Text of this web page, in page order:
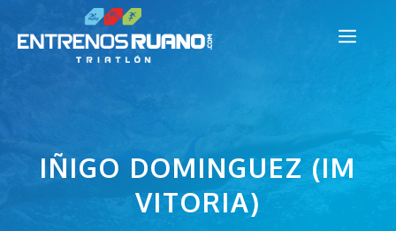
IÑIGO DOMINGUEZ (IM
VITORIA)